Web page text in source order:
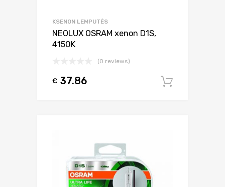
KSENON LEMPUTĖS
NEOLUX OSRAM xenon D1S,
4150K
(0 reviews)
€ 37.86